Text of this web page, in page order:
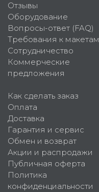
Отзывы
Оборудование
Вопросы-ответ (FAQ)
Требования к макетам
Сотрудничество
Коммерческие
предложения
Как сделать заказ
Оплата
Доставка
Гарантия и сервис
Обмен и возврат
Акции и распродажи
Публичная оферта
Политика
конфиденциальности